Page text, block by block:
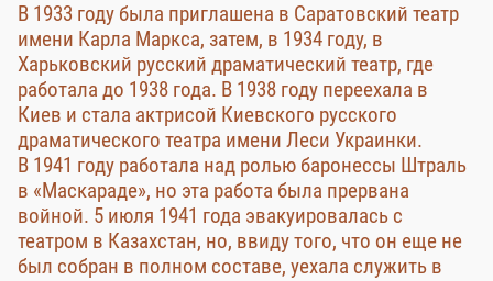
В 1933 году была приглашена в Саратовский театр
имени Карла Маркса, затем, в 1934 году, в
Харьковский русский драматический театр, где
работала до 1938 года. В 1938 году переехала в
Киев и стала актрисой Киевского русского
драматического театра имени Леси Украинки.
В 1941 году работала над ролью баронессы Штраль
в «Маскараде», но эта работа была прервана
войной. 5 июля 1941 года эвакуировалась с
театром в Казахстан, но, ввиду того, что он еще не
был собран в полном составе, уехала служить в